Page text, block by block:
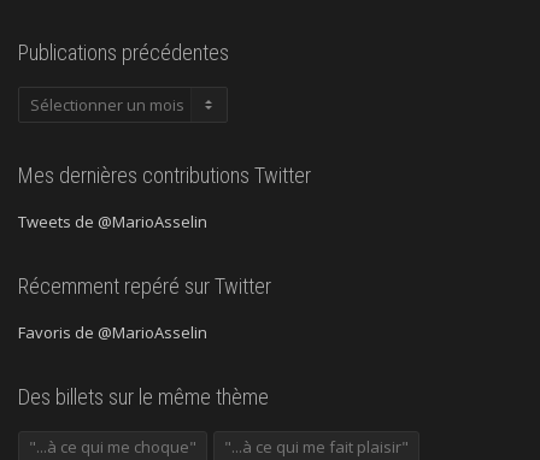
Publications précédentes
Publications
Mes dernières contributions Twitter
Tweets de @MarioAsselin
Récemment repéré sur Twitter
Favoris de @MarioAsselin
Des billets sur le même thème
"...à ce qui me choque"
"...à ce qui me fait plaisir"